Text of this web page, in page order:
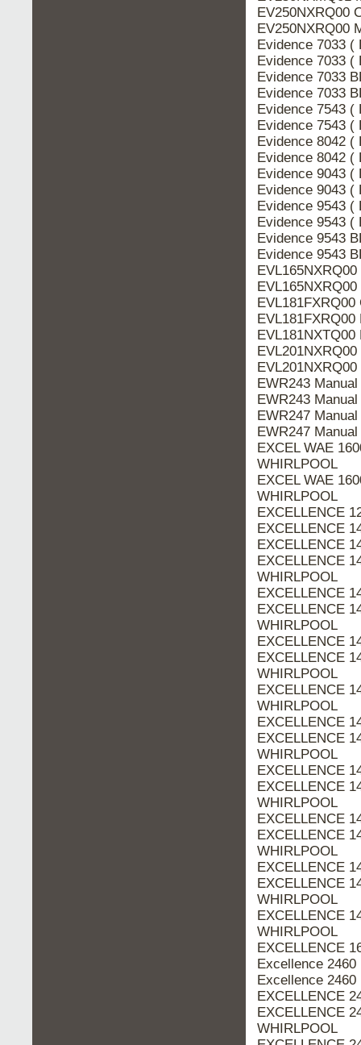
EV250NXRQ00
EV250NXRQ00
Evidence 7033 (
Evidence 7033 (
Evidence 7033
Evidence 7033
Evidence 7543 (
Evidence 7543 (
Evidence 8042 (
Evidence 8042 (
Evidence 9043 (
Evidence 9043 (
Evidence 9543 (
Evidence 9543 (
Evidence 9543
Evidence 9543
EWR243
EWR243
EWR247
EWR247
EXCEL WAE
WHIRLPOOL
EXCEL WAE
WHIRLPOOL
EXCELLENCE
EXCELLENCE
EXCELLENCE
EXCELLENCE
WHIRLPOOL
EXCELLENCE
EXCELLENCE
WHIRLPOOL
EXCELLENCE
EXCELLENCE
WHIRLPOOL
EXCELLENCE
WHIRLPOOL
EXCELLENCE
EXCELLENCE
WHIRLPOOL
EXCELLENCE
EXCELLENCE
WHIRLPOOL
EXCELLENCE
EXCELLENCE
WHIRLPOOL
EXCELLENCE
EXCELLENCE
WHIRLPOOL
EXCELLENCE
WHIRLPOOL
EXCELLENCE
Excellence
Excellence
EXCELLENCE
EXCELLENCE
WHIRLPOOL